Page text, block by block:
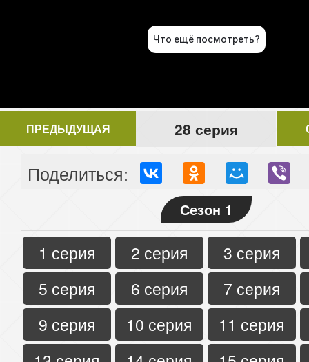
ПРЕДЫДУЩАЯ 28 серия
Поделиться:
Сезон 1
1 серия 2 серия
3 серия
5 серия
6 серия
7 серия
9 серия
10 серия
11 серия